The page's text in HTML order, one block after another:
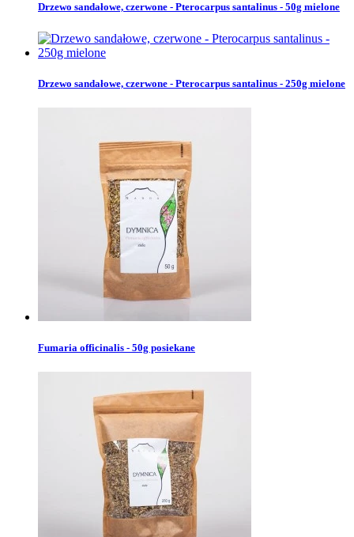
Drzewo sandałowe, czerwone - Pterocarpus santalinus - 50g mielone
Drzewo sandałowe, czerwone - Pterocarpus santalinus - 250g mielone
Fumaria officinalis - 50g posiekane